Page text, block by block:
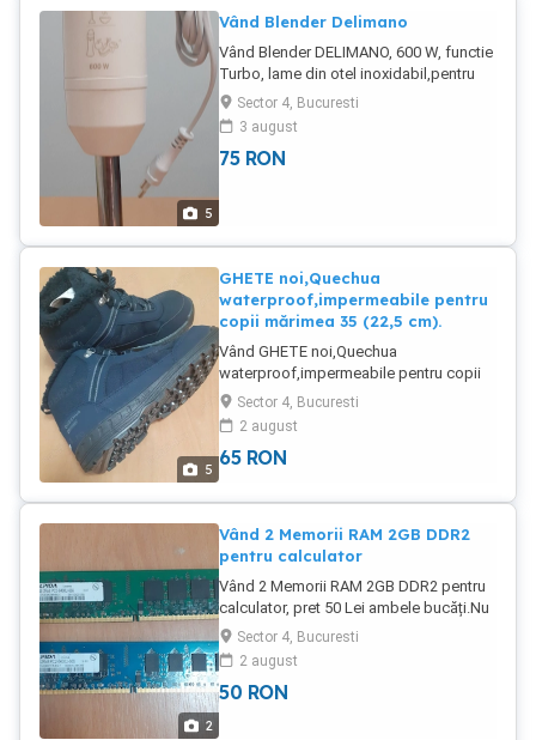
5
Vând Blender Delimano
Vând Blender DELIMANO, 600 W, functie
Turbo, lame din otel inoxidabil,pentru
supe,sosuri,piureuri,deserturi cu fructe
etc.In stare perfectă de funcționare.Preț
75 Lei.Se vinde cu probă. NU trimit în
țară
Sector 4, Bucuresti
3 august
75 RON
5
GHETE noi,Quechua
waterproof,impermeabile pentru
copii mărimea 35 (22,5 cm).
Vând GHETE noi,Quechua
waterproof,impermeabile pentru copii
mărimea 35 (22,5 cm).Preț 65 Lei.
Sector 4, Bucuresti
2 august
65 RON
2
Vând 2 Memorii RAM 2GB DDR2
pentru calculator
Vând 2 Memorii RAM 2GB DDR2 pentru
calculator, pret 50 Lei ambele bucăți.Nu
trimit în țară.
Sector 4, Bucuresti
2 august
50 RON